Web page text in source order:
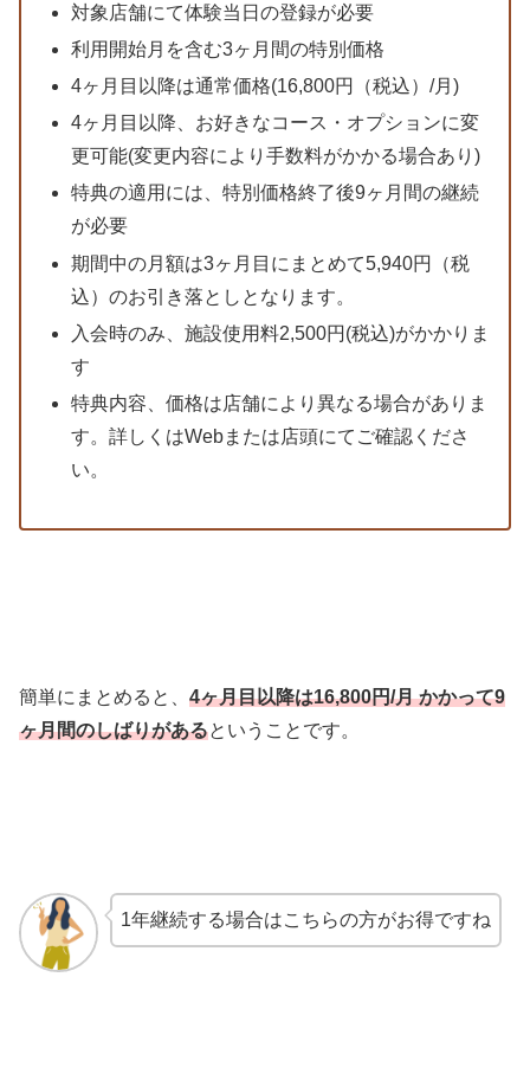
対象店舗にて体験当日の登録が必要
利用開始月を含む3ヶ月間の特別価格
4ヶ月目以降は通常価格(16,800円（税込）/月)
4ヶ月目以降、お好きなコース・オプションに変
更可能(変更内容により手数料がかかる場合あり)
特典の適用には、特別価格終了後9ヶ月間の継続
が必要
期間中の月額は3ヶ月目にまとめて5,940円（税
込）のお引き落としとなります。
入会時のみ、施設使用料2,500円(税込)がかかりま
す
特典内容、価格は店舗により異なる場合がありま
す。詳しくはWebまたは店頭にてご確認くださ
い。
簡単にまとめると、 4ヶ月目以降は16,800円/月 かかって9
ヶ月間のしばりがあるということです。
1年継続する場合はこちらの方がお得ですね